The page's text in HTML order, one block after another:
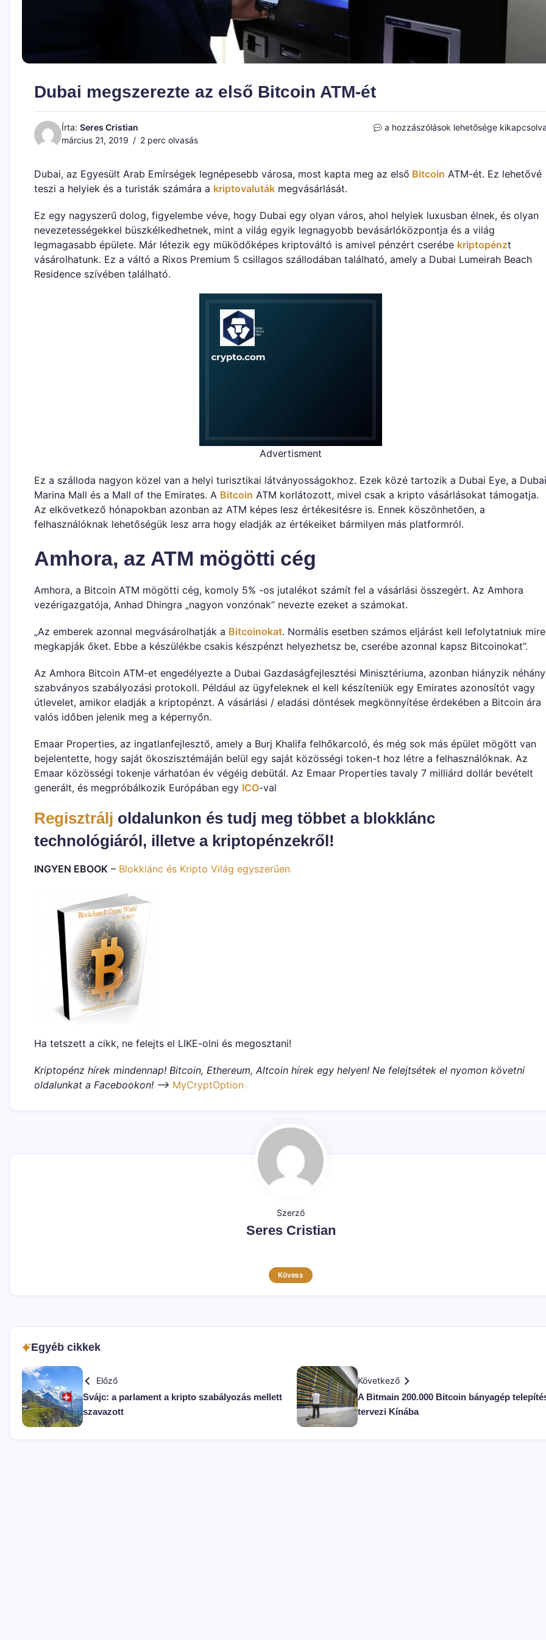
Dubai megszerezte az első Bitcoin ATM-ét
Írta: Seres Cristian
március 21, 2019
2 perc olvasás
Dubai
Bitcoin
bejegyzéshez
a hozzászólások lehetősége
Dubai, az Egyesült Arab Emírségek legnépesebb városa, most kapta meg az első Bitcoin ATM-ét. Ez lehetővé
teszi a helyiek és a turisták számára a kriptovaluták megvásárlását.
Ez egy nagyszerű dolog, figyelembe véve, hogy Dubai egy olyan város, ahol helyiek luxusban élnek, és olyan
nevezetességekkel büszkélkedhetnek, mint a világ egyik legnagyobb bevásárlóközpontja és a világ
legmagasabb épülete. Már létezik egy müködőképes kriptováltó is amivel pénzért cserébe kriptopénzt
vásárolhatunk. Ez a váltó a Rixos Premium 5 csillagos szállodában található, amely a Dubai Lumeirah Beach
Residence szívében található.
Advertisment
Ez a szálloda nagyon közel van a helyi turisztikai látványosságokhoz. Ezek közé tartozik a Dubai Eye, a Dubai
Marina Mall és a Mall of the Emirates. A Bitcoin ATM korlátozott, mivel csak a kripto vásárlásokat támogatja.
Az elkövetkező hónapokban azonban az ATM képes lesz értékesitésre is. Ennek köszönhetően, a
felhasználóknak lehetőségük lesz arra hogy eladják az értékeiket bármilyen más platformról.
Amhora, az ATM mögötti cég
Amhora, a Bitcoin ATM mögötti cég, komoly 5% -os jutalékot számít fel a vásárlási összegért. Az Amhora
vezérigazgatója, Anhad Dhingra „nagyon vonzónak” nevezte ezeket a számokat.
„Az emberek azonnal megvásárolhatják a Bitcoinokat. Normális esetben számos eljárást kell lefolytatniuk mire
megkapják őket. Ebbe a készülékbe csakis készpénzt helyezhetsz be, cserébe azonnal kapsz Bitcoinokat”.
Az Amhora Bitcoin ATM-et engedélyezte a Dubai Gazdaságfejlesztési Minisztériuma, azonban hiányzik néhány
szabványos szabályozási protokoll. Például az ügyfeleknek el kell készíteniük egy Emirates azonosítót vagy
útlevelet, amikor eladják a kriptopénzt. A vásárlási / eladási döntések megkönnyítése érdekében a Bitcoin ára
valós időben jelenik meg a képernyőn.
Emaar Properties, az ingatlanfejlesztő, amely a Burj Khalifa felhőkarcoló, és még sok más épület mögött van
bejelentette, hogy saját ökoszisztémáján belül egy saját közösségi token-t hoz létre a felhasználóknak. Az
Emaar közösségi tokenje várhatóan év végéig debütál. Az Emaar Properties tavaly 7 milliárd dollár bevételt
generált, és megpróbálkozik Európában egy ICO-val
Regisztrálj oldalunkon és tudj meg többet a blokklánc
technológiáról, illetve a kriptopénzekről!
INGYEN EBOOK – Blokklánc és Kripto Világ egyszerűen
Ha tetszett a cikk, ne felejts el LIKE-olni és megosztani!
Kriptopénz hírek mindennap! Bitcoin, Ethereum, Altcoin hírek egy helyen! Ne felejtsétek el nyomon követni
oldalunkat a Facebookon! –> MyCryptOption
Szerző
Seres Cristian
Kövess
Egyéb cikkek
Előző
Svájc: a parlament a kripto szabályozás mellett
szavazott
Következő
A Bitmain 200.000 Bitcoin bányagép
tervezi Kínába